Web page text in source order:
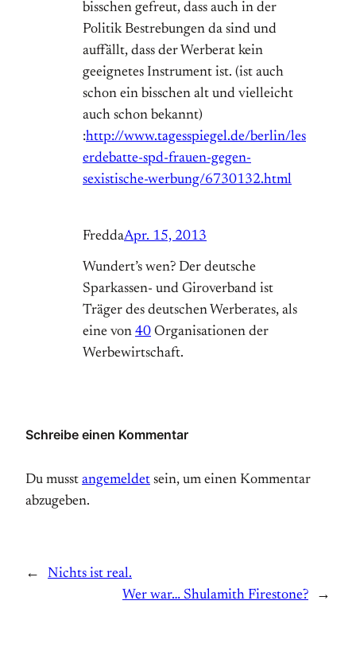
bisschen gefreut, dass auch in der
Politik Bestrebungen da sind und
auffällt, dass der Werberat kein
geeignetes Instrument ist. (ist auch
schon ein bisschen alt und vielleicht
auch schon bekannt)
:http://www.tagesspiegel.de/berlin/les
erdebatte-spd-frauen-gegen-
sexistische-werbung/6730132.html
FreddaApr. 15, 2013
Wundert’s wen? Der deutsche
Sparkassen- und Giroverband ist
Träger des deutschen Werberates, als
eine von 40 Organisationen der
Werbewirtschaft.
Schreibe einen Kommentar
Du musst angemeldet sein, um einen Kommentar
abzugeben.
←
Nichts ist real.
Wer war… Shulamith Firestone?
→